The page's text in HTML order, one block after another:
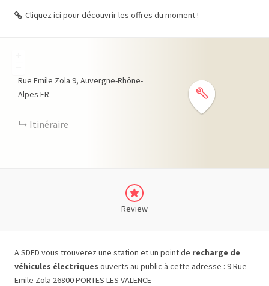
Cliquez ici pour découvrir les offres du moment !
Rue Emile Zola 9 Auvergne-Rhône-
Alpes FR
Itinéraire
Review
A SDED vous trouverez une station et un point de recharge de
véhicules électriques ouverts au public à cette adresse : 9 Rue
Emile Zola 26800 PORTES LES VALENCE